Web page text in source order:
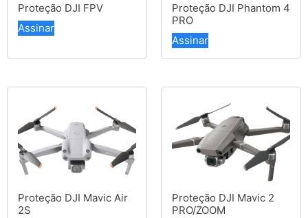
Proteção DJI FPV
Assinar
Proteção DJI Phantom 4
PRO
Assinar
Proteção DJI Mavic Air
2S
Proteção DJI Mavic 2
PRO/ZOOM